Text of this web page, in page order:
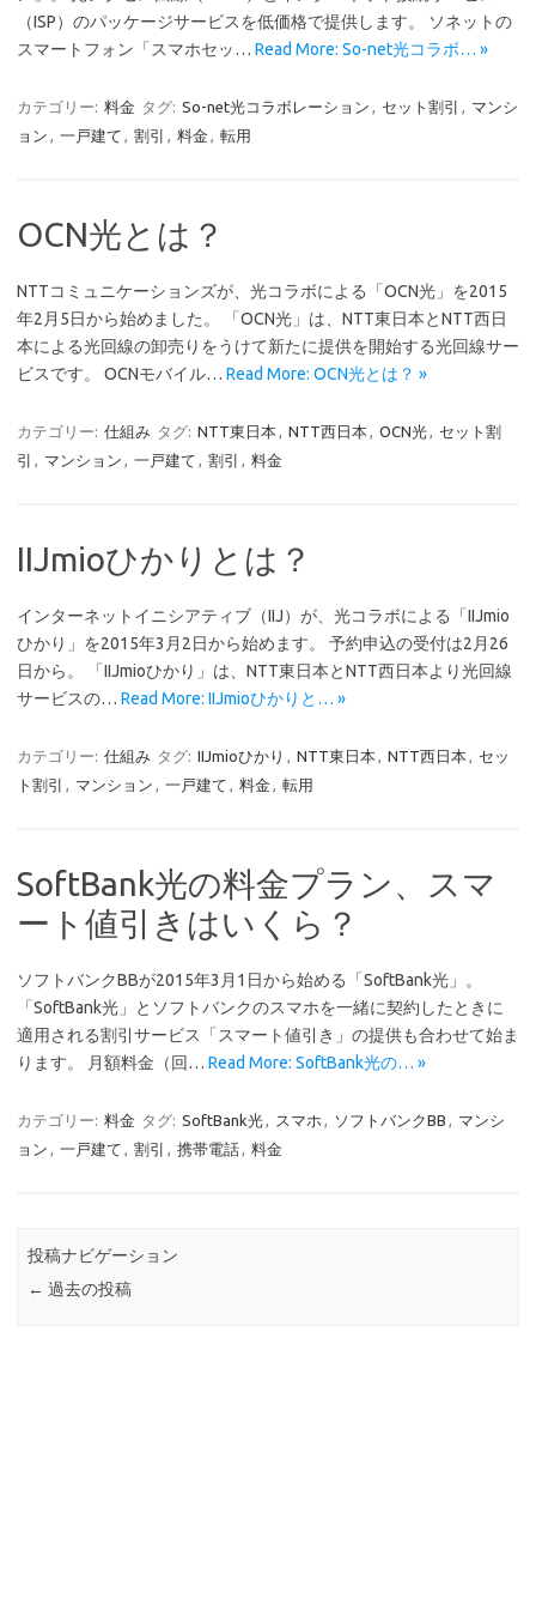
（ISP）のパッケージサービスを低価格で提供します。 ソネットの
スマートフォン「スマホセッ… Read More: So-net光コラボ… »
カテゴリー: 料金 タグ: So-net光コラボレーション , セット割引 , マンシ
ョン , 一戸建て , 割引 , 料金, 転用
OCN光とは？
NTTコミュニケーションズが、光コラボによる「OCN光」を2015
年2月5日から始めました。 「OCN光」は、NTT東日本とNTT西日
本による光回線の卸売りをうけて新たに提供を開始する光回線サー
ビスです。 OCNモバイル… Read More: OCN光とは？ »
カテゴリー: 仕組み タグ: NTT東日本, NTT西日本, OCN光, セット割
引 , マンション , 一戸建て , 割引 , 料金
IIJmioひかりとは？
インターネットイニシアティブ（IIJ）が、光コラボによる「IIJmio
ひかり」を2015年3月2日から始めます。 予約申込の受付は2月26
日から。 「IIJmioひかり」は、NTT東日本とNTT西日本より光回線
サービスの… Read More: IIJmioひかりと… »
カテゴリー: 仕組み タグ: IIJmioひかり , NTT東日本, NTT西日本, セッ
ト割引 , マンション , 一戸建て , 料金, 転用
SoftBank光の料金プラン、スマ
ート値引きはいくら？
ソフトバンクBBが2015年3月1日から始める「SoftBank光」。
「SoftBank光」とソフトバンクのスマホを一緒に契約したときに
適用される割引サービス「スマート値引き」の提供も合わせて始ま
ります。 月額料金（回… Read More: SoftBank光の… »
カテゴリー: 料金 タグ: SoftBank光, スマホ , ソフトバンクBB , マンシ
ョン , 一戸建て , 割引 , 携帯電話, 料金
投稿ナビゲーション
← 過去の投稿